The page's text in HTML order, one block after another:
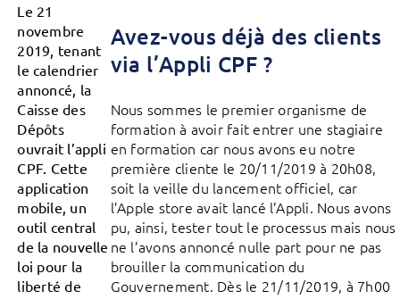
Le 21
novembre
2019, tenant
le calendrier
annoncé, la
Caisse des
Dépôts
ouvrait l’appli
CPF. Cette
application
mobile, un
outil central
de la nouvelle
loi pour la
liberté de
Avez-vous déjà des clients
via l’Appli CPF ?
Nous sommes le premier organisme de
formation à avoir fait entrer une stagiaire
en formation car nous avons eu notre
première cliente le 20/11/2019 à 20h08,
soit la veille du lancement officiel, car
l’Apple store avait lancé l’Appli. Nous avons
pu, ainsi, tester tout le processus mais nous
ne l’avons annoncé nulle part pour ne pas
brouiller la communication du
Gouvernement. Dès le 21/11/2019, à 7h00